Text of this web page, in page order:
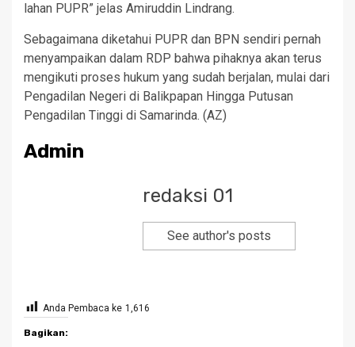
lahan PUPR” jelas Amiruddin Lindrang.
Sebagaimana diketahui PUPR dan BPN sendiri pernah
menyampaikan dalam RDP bahwa pihaknya akan terus
mengikuti proses hukum yang sudah berjalan, mulai dari
Pengadilan Negeri di Balikpapan Hingga Putusan
Pengadilan Tinggi di Samarinda. (AZ)
Admin
redaksi 01
See author's posts
Anda Pembaca ke 1,616
Bagikan: